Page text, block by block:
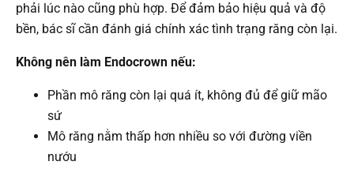
phải lúc nào cũng phù hợp. Để đảm bảo hiệu quả và độ
bền, bác sĩ cần đánh giá chính xác tình trạng răng còn lại.
Không nên làm Endocrown nếu:
Phần mô răng còn lại quá ít, không đủ để giữ mão
sứ
Mô răng nằm thấp hơn nhiều so với đường viền
nướu